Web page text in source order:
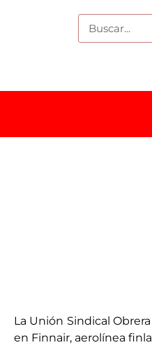
La Unión Sindical
en Finnair, aerolínea